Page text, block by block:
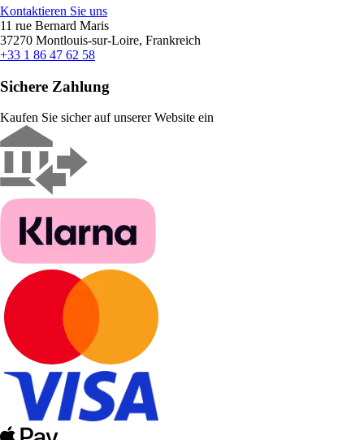
Kontaktieren Sie uns
11 rue Bernard Maris
37270 Montlouis-sur-Loire, Frankreich
+33 1 86 47 62 58
Sichere Zahlung
Kaufen Sie sicher auf unserer Website ein